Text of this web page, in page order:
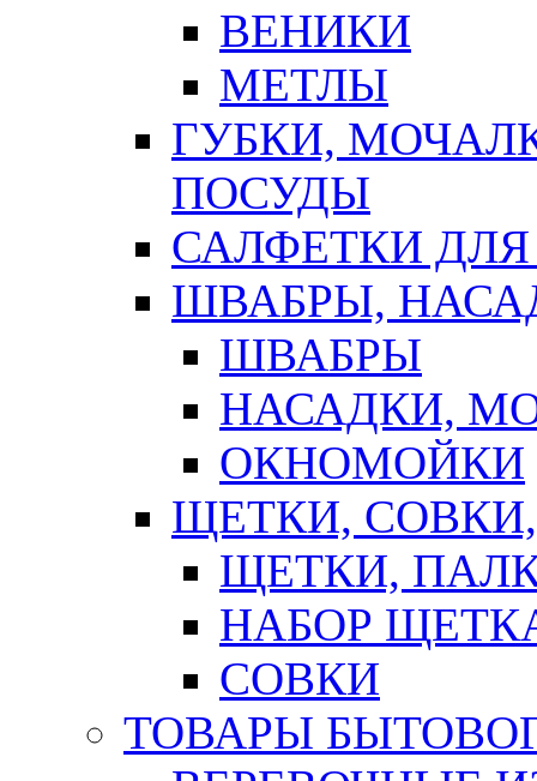
ВЕНИКИ
МЕТЛЫ
ГУБКИ,
ПОСУДЫ
САЛФЕТКИ
ШВАБРЫ,
ШВАБРЫ
НАСАДКИ,
ОКНОМОЙКИ
ЩЕТКИ,
ЩЕТКИ,
НАБОР
СОВКИ
ТОВАРЫ